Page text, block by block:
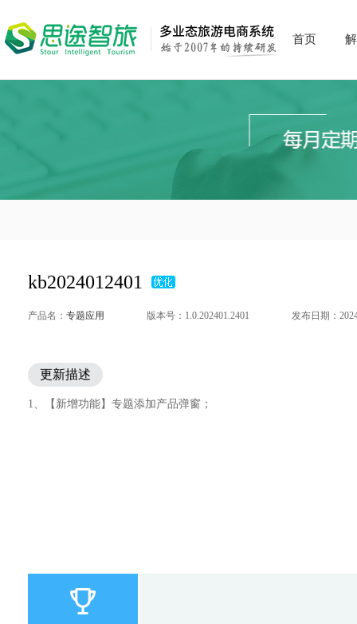
首页
kb2024012401
产品名： 专题应用 版本号：1.0.202401.2401 发布日期：
更新描述
1、【新增功能】专题添加产品弹窗；